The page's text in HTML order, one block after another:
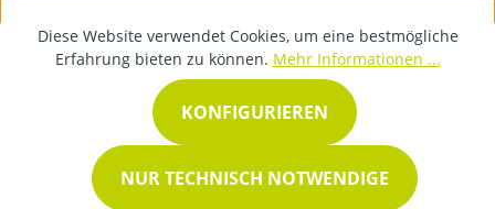
Diese Website verwendet Cookies, um eine bestmögliche
Erfahrung bieten zu können. Mehr Informationen ...
NUR TECHNISCH NOTWENDIGE
KONFIGURIEREN